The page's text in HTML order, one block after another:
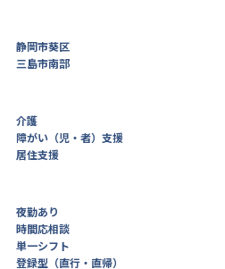
静岡市葵区
三島市南部
介護
障がい（児・者）支援
居住支援
夜勤あり
時間応相談
単一シフト
登録型（直行・直帰）